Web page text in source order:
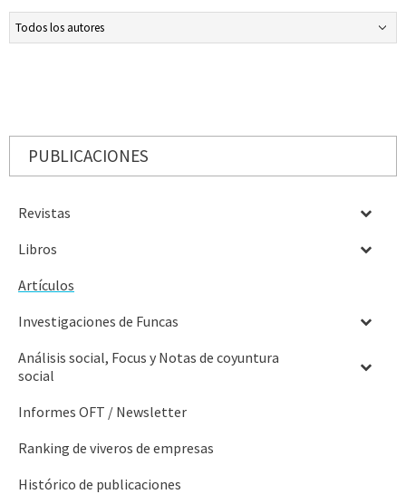
PUBLICACIONES
Revistas
Libros
Artículos
Investigaciones de Funcas
Análisis social, Focus y Notas de coyuntura
social
Informes OFT / Newsletter
Ranking de viveros de empresas
Histórico de publicaciones